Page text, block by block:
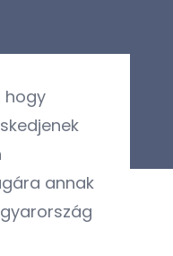
hogy
annak